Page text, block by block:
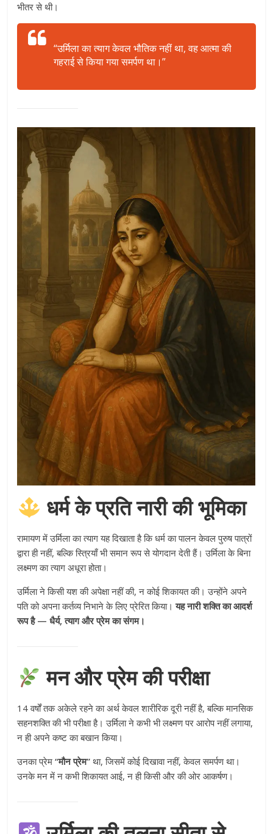
भीतर से थी।
“उर्मिला का त्याग केवल भौतिक नहीं था, वह आत्मा की
गहराई से किया गया समर्पण था।”
धर्म के प्रति नारी की भूमिका
रामायण में उर्मिला का त्याग यह दिखाता है कि धर्म का पालन केवल पुरुष पात्रों
द्वारा ही नहीं, बल्कि स्त्रियाँ भी समान रूप से योगदान देती हैं। उर्मिला के बिना
लक्ष्मण का त्याग अधूरा होता।
उर्मिला ने किसी यश की अपेक्षा नहीं की, न कोई शिकायत की। उन्होंने अपने
पति को अपना कर्तव्य निभाने के लिए प्रेरित किया।यह नारी शक्ति का आदर्श
रूप है — धैर्य, त्याग और प्रेम का संगम।
मन और प्रेम की परीक्षा
14 वर्षों तक अकेले रहने का अर्थ केवल शारीरिक दूरी नहीं है, बल्कि मानसिक
सहनशक्ति की भी परीक्षा है। उर्मिला ने कभी भी लक्ष्मण पर आरोप नहीं लगाया,
न ही अपने कष्ट का बखान किया।
उनका प्रेम“मौन प्रेम” था, जिसमें कोई दिखावा नहीं, केवल समर्पण था।
उनके मन में न कभी शिकायत आई, न ही किसी और की ओर आकर्षण।